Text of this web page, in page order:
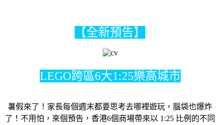
【全新預告】
LEGO跨區6大1:25樂高城市
暑假來了！家長每個週末都要思考去哪裡遊玩，腦袋也爆炸
了！不用怕，來個預告，香港6個商場帶來以 1:25 比例的不同